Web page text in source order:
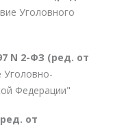
Уголовного
N 2-ФЗ (ред. от
Уголовно-
Федерации"
от